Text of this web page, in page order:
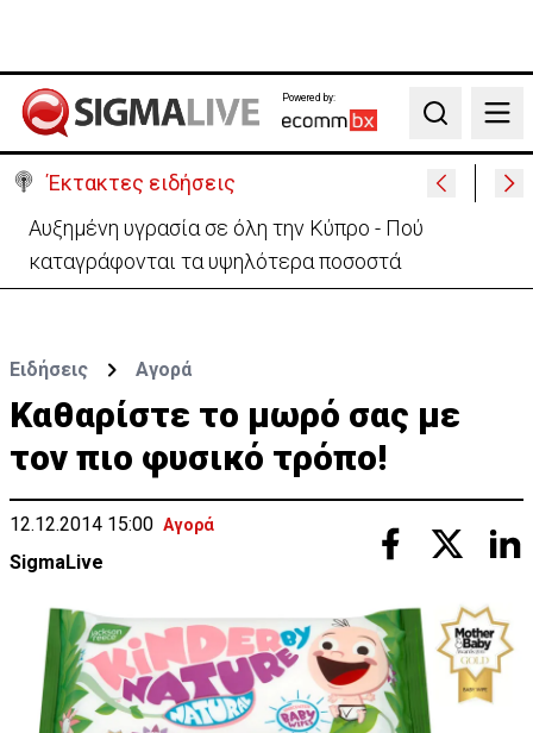
Powered by:
Search
Έκτακτες ειδήσεις
Αυξημένη υγρασία σε όλη την Κύπρο - Πού
καταγράφονται τα υψηλότερα ποσοστά
Ειδήσεις Αγορά
Καθαρίστε το μωρό σας με
τον πιο φυσικό τρόπο!
12.12.2014 15:00 Αγορά
SigmaLive